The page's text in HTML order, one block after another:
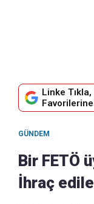
Linke
GÜNDEM
Bir FETÖ
İhraç